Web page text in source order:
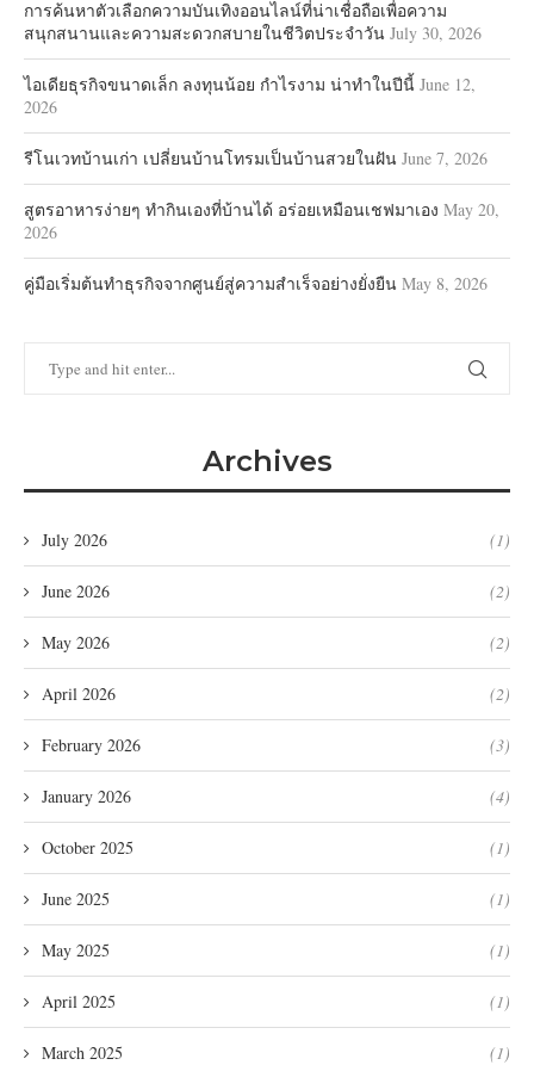
การค้นหาตัวเลือกความบันเทิงออนไลน์ที่น่าเชื่อถือเพื่อความ
สนุกสนานและความสะดวกสบายในชีวิตประจำวัน July 30, 2026
ไอเดียธุรกิจขนาดเล็ก ลงทุนน้อย กำไรงาม น่าทำในปีนี้ June 12,
2026
รีโนเวทบ้านเก่า เปลี่ยนบ้านโทรมเป็นบ้านสวยในฝัน June 7, 2026
สูตรอาหารง่ายๆ ทำกินเองที่บ้านได้ อร่อยเหมือนเชฟมาเอง May 20,
2026
คู่มือเริ่มต้นทำธุรกิจจากศูนย์สู่ความสำเร็จอย่างยั่งยืน May 8, 2026
Archives
July 2026 (1)
June 2026 (2)
May 2026 (2)
April 2026 (2)
February 2026 (3)
January 2026 (4)
October 2025 (1)
June 2025 (1)
May 2025 (1)
April 2025 (1)
March 2025 (1)